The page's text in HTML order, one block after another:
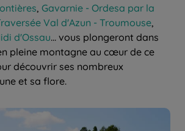
, Gavarnie - Ordesa par la
Val d'Azun - Troumouse,
d'Ossau... vous plongeront dans
pleine montagne au cœur de ce
découvrir ses nombreux
et sa flore.